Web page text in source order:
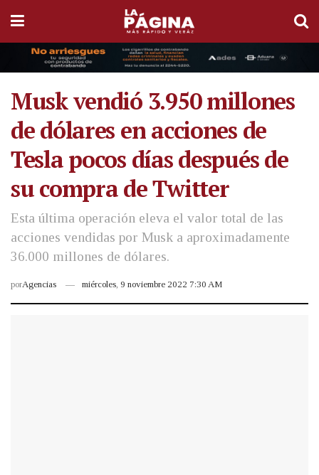
Musk vendió 3.950 millones
de dólares en acciones de
Tesla pocos días después de
su compra de Twitter
Esta última operación eleva el valor total de las
acciones vendidas por Musk a aproximadamente
36.000 millones de dólares.
porAgencias miércoles, 9 noviembre 2022 7:30 AM